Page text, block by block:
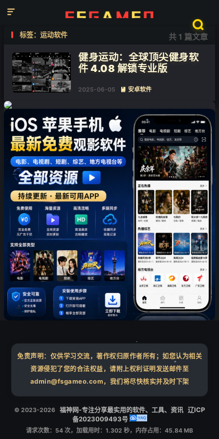


共 1 篇文章
标签：运动软件
健身运动：全球顶尖健身软
件 4.08 解锁专业版
2025-06-05  安卓软件
免责声明：仅供学习交流，著作权归原作者所有；如您认为相关
资源侵犯了您的合法权益，请附上权利证明发送邮件至
admin@fsgameo.com，我们将尽快核实并及时下架
© 2023-2026 福神网-专注分享最实用的软件、工具、资讯 辽ICP
备2023009493号
请求次数：54 次，加载用时：1.302 秒，内存占用：45.84 MB
❄